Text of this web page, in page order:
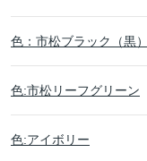
色：市松ブラック（黒）
色:市松リーフグリーン
色:アイボリー